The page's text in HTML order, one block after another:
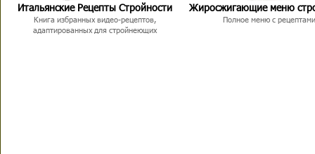
Итальянские Рецепты Стройности
Книга избранных видео-рецептов,
адаптированных для стройнеющих
Жиросжигающие меню
Полное меню с рецептами